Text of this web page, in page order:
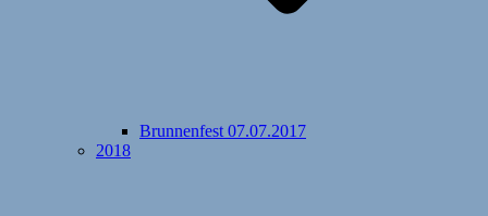
Brunnenfest 07.07.2017
2018